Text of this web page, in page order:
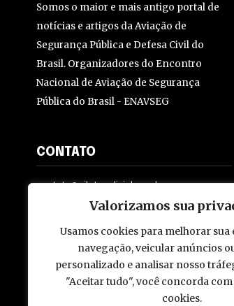
Valorizamos sua
Usamos cookies para melhorar sua
navegação, veicular anúncios
personalizado e analisar nosso
"Aceitar tudo", você concorda
cookies.
Somos o maior e mais antigo portal de
notícias e artigos da Aviação de
Segurança Pública e Defesa Civil do
Brasil. Organizadores do Encontro
Nacional de Aviação de Segurança
Pública do Brasil - ENAVSEG
CONTATO
contato@pilotopolicial.com.br
© 2009 - 2026 Piloto Policial. Todos os